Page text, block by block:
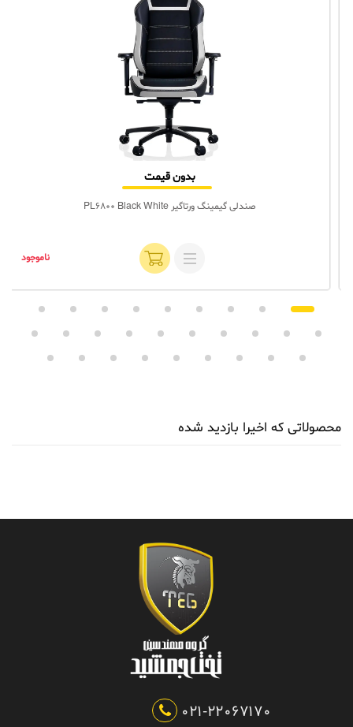
بدون قیمت
صندلی گیمینگ ورتاگیر PL6800 Black White
ناموجود
محصولاتی که اخیرا بازدید شده
021-22067170